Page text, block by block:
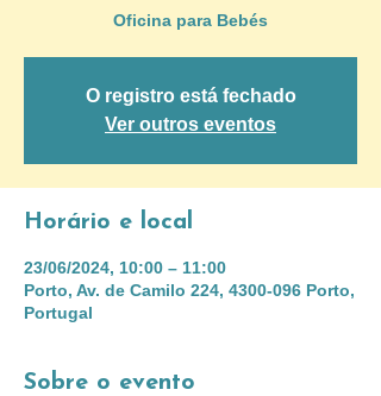
Oficina para Bebés
O registro está fechado
Ver outros eventos
Horário e local
23/06/2024, 10:00 – 11:00
Porto, Av. de Camilo 224, 4300-096 Porto,
Portugal
Sobre o evento